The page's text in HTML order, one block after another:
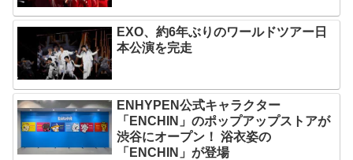
EXO、約6年ぶりのワールドツアー日
本公演を完走
ENHYPEN公式キャラクター
「ENCHIN」のポップアップストアが
渋谷にオープン！ 浴衣姿の
「ENCHIN」が登場